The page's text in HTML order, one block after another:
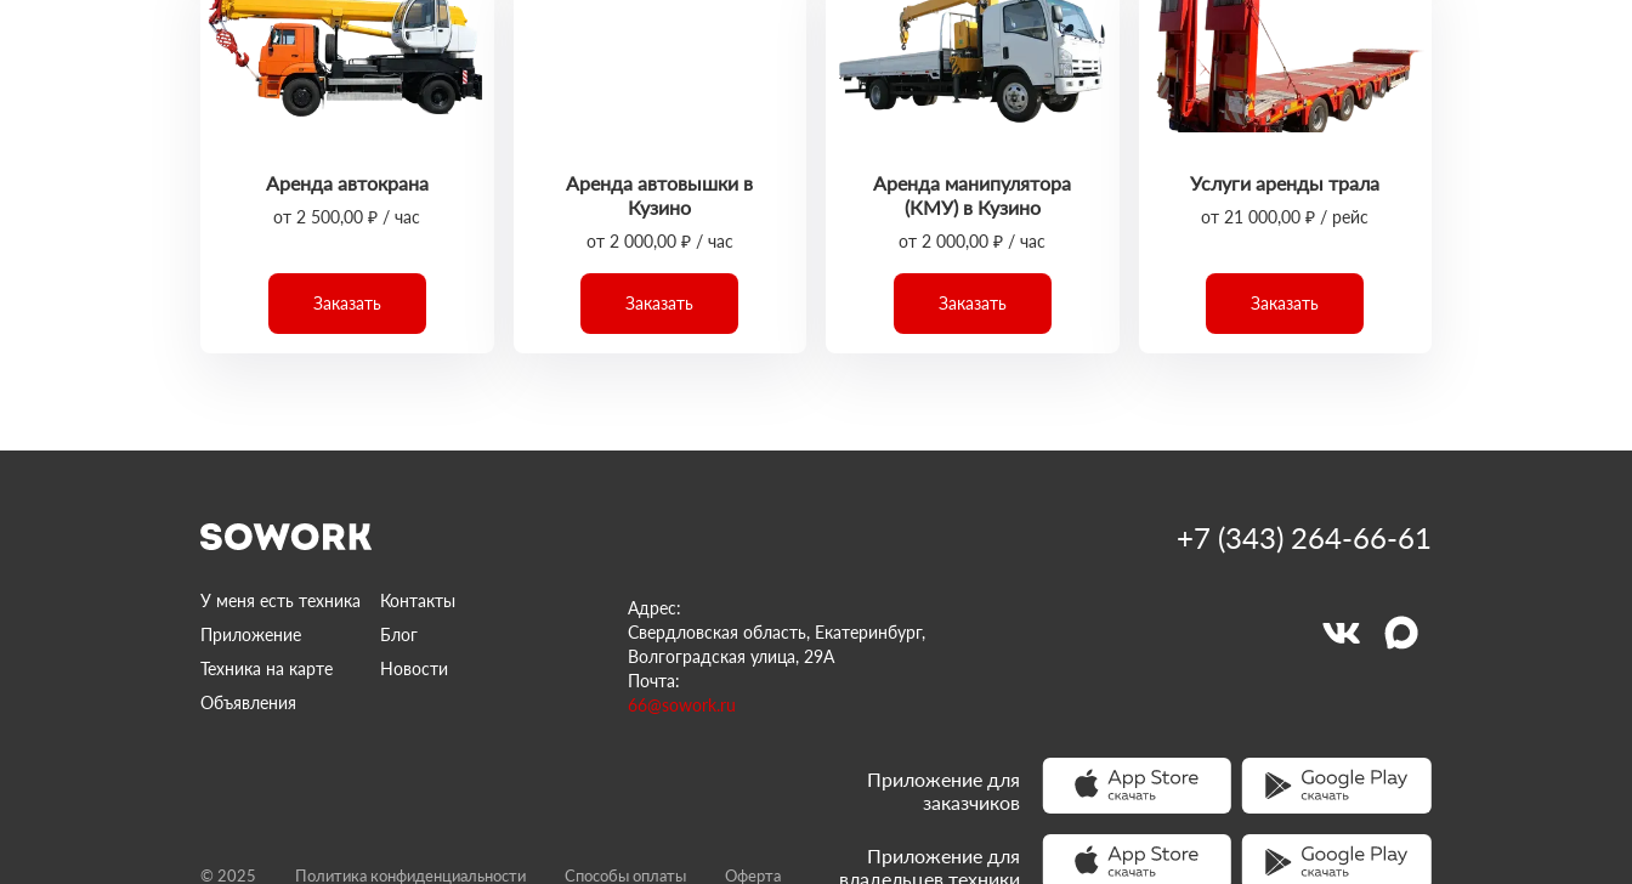
Аренда автокрана
от 2 500,00 ₽ / час
Заказать
Аренда автовышки в
Кузино
от 2 000,00 ₽ / час
Заказать
Аренда манипулятора
(КМУ) в Кузино
от 2 000,00 ₽ / час
Заказать
Услуги аренды трала
от 21 000,00 ₽ / рейс
Заказать
У меня есть техника
Контакты
Приложение
Блог
Техника на карте
Новости
Объявления
Адрес:
Свердловская область, Екатеринбург,
Волгоградская улица, 29А
Почта:
66@sowork.ru
+7 (343) 264-66-61
© 2025 Политика конфиденциальности Способы оплаты Оферта
Приложение для
заказчиков
Приложение для
владельцев техники